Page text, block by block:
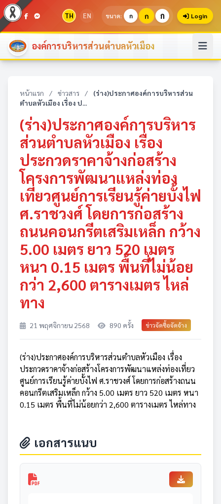
TH EN ขนาด: ก ก ก Login
องค์การบริหารส่วนตำบลหัวเมือง
หน้าแรก / ข่าวสาร /
(ร่าง)ประกาศองค์การบริหารส่วน
ตำบลหัวเมือง เรื่อง ป...
(ร่าง)ประกาศองค์การบริหาร
ส่วนตำบลหัวเมือง เรื่อง
ประกวดราคาจ้างก่อสร้าง
โครงการพัฒนาแหล่งท่อง
เที่ยวศูนย์การเรียนรู้ค่ายบั้งไฟ
ศ.ราชวงศ์ โดยการก่อสร้าง
ถนนคอนกรีตเสริมเหล็ก กว้าง
5.00 เมตร ยาว 520 เมตร
หนา 0.15 เมตร พื้นที่ไม่น้อย
กว่า 2,600 ตารางเมตร ไหล่
ทาง
21 พฤศจิกายน 2568 890 ครั้ง ข่าวจัดซื้อจัดจ้าง
(ร่าง)ประกาศองค์การบริหารส่วนตำบลหัวเมือง เรื่อง
ประกวดราคาจ้างก่อสร้างโครงการพัฒนาแหล่งท่องเที่ยว
ศูนย์การเรียนรู้ค่ายบั้งไฟ ศ.ราชวงศ์ โดยการก่อสร้างถนน
คอนกรีตเสริมเหล็ก กว้าง 5.00 เมตร ยาว 520 เมตร หนา
0.15 เมตร พื้นที่ไม่น้อยกว่า 2,600 ตารางเมตร ไหล่ทาง
เอกสารแนบ